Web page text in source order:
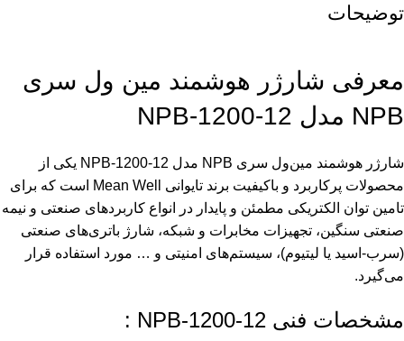
توضیحات
معرفی شارژر هوشمند مین ول سری
NPB مدل NPB-1200-12
شارژر هوشمند مین‌ول سری NPB مدل NPB-1200-12 یکی از
محصولات پرکاربرد و باکیفیت برند تایوانی Mean Well است که برای
تامین توان الکتریکی مطمئن و پایدار در انواع کاربردهای صنعتی و نیمه
صنعتی سنگین، تجهیزات مخابرات و شبکه، شارژ باتری‌های صنعتی
(سرب-اسید یا لیتیوم)، سیستم‌های امنیتی و … مورد استفاده قرار
می‌گیرد.
مشخصات فنی NPB-1200-12 :